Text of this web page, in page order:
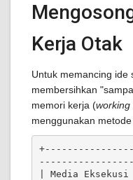
Kerja Otak
Untuk memancing ide
membersihkan
memori kerja (working
menggunakan metode
| Media